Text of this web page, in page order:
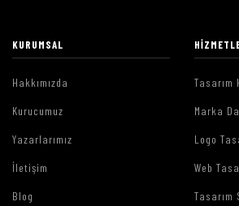
KURUMSAL
Hakkımızda
Kurucumuz
Yazarlarımız
İletişim
Blog
Tasarım
Marka
Logo
Web
Tasarım